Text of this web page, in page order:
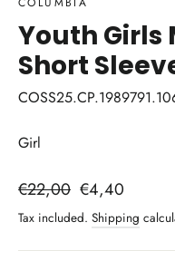
Youth Girls
Short
Girl
Regular
price
€22,00 Sale
price
€4,40
Tax included. Shipping